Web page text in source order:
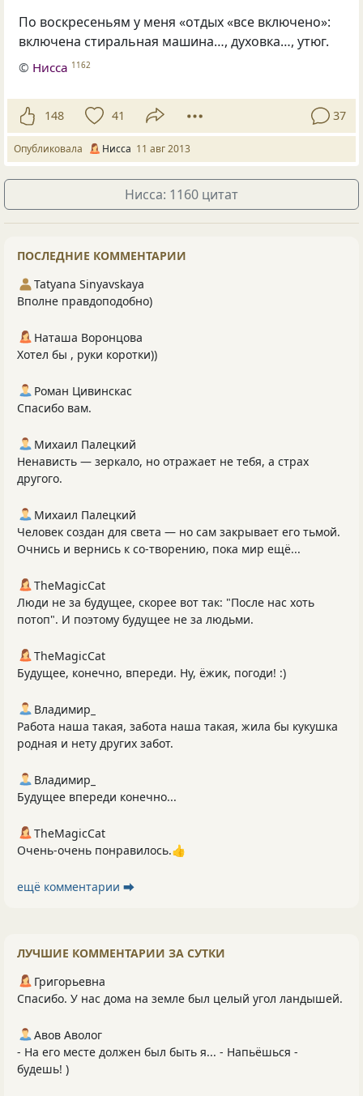
По воскресеньям у меня «отдых«все включено»:
включена стиральная машина…, духовка…, утюг.
© Нисса 1162
148 41 37
Опубликовала Нисса 11 авг 2013
Нисса: 1160 цитат
ПОСЛЕДНИЕ КОММЕНТАРИИ
Tatyana Sinyavskaya
Вполне правдоподобно)
Наташа Воронцова
Хотел бы , руки коротки))
Роман Цивинскас
Спасибо вам.
Михаил Палецкий
Ненависть — зеркало, но отражает не тебя, а страх
другого.
Михаил Палецкий
Человек создан для света — но сам закрывает его тьмой.
Очнись и вернись к со‑творению, пока мир ещё...
TheMagicCat
Люди не за будущее, скорее вот так: "После нас хоть
потоп". И поэтому будущее не за людьми.
TheMagicCat
Будущее, конечно, впереди. Ну, ёжик, погоди! :)
Владимир_
Работа наша такая, забота наша такая, жила бы кукушка
родная и нету других забот.
Владимир_
Будущее впереди конечно...
TheMagicCat
Очень-очень понравилось.👍
ещё комментарии ⮕
ЛУЧШИЕ КОММЕНТАРИИ ЗА СУТКИ
Григорьевна
Спасибо. У нас дома на земле был целый угол ландышей.
Авов Аволог
- На его месте должен был быть я... - Напьёшься -
будешь! )